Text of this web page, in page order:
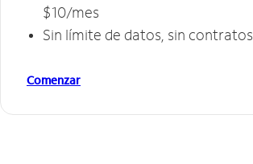
$10/mes
Sin límite de datos, sin contratos
Comenzar